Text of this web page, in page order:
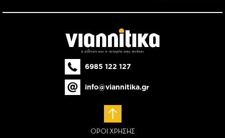
6985 122 127
info@viannitika.gr
ΟΡΟΙ ΧΡΗΣΗΣ